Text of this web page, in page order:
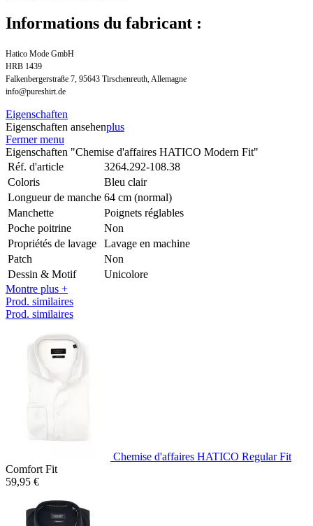
Informations du fabricant :
Hatico Mode GmbH
HRB 1439
Falkenbergerstraße 7, 95643 Tirschenreuth, Allemagne
info@pureshirt.de
Eigenschaften
Eigenschaften ansehenplus
Fermer menu
Eigenschaften "Chemise d'affaires HATICO Modern Fit"
Réf. d'article
3264.292-108.38
Coloris
Bleu clair
Longueur de manche 64 cm (normal)
Manchette
Poignets réglables
Poche poitrine
Non
Propriétés de lavage
Lavage en machine
Patch
Non
Dessin & Motif
Unicolore
Montre plus +
Prod. similaires
Prod. similaires
Chemise d'affaires HATICO Regular Fit
Comfort Fit
59,95 €